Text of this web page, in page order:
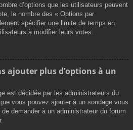
d’options que les utilisateurs peuvent
le nombre des « Options par
spécifier une limite de temps en
à modifier leurs votes.
ajouter plus d’options à un
est décidée par les administrateurs du
vous pouvez ajouter à un sondage vous
demander à un administrateur du forum